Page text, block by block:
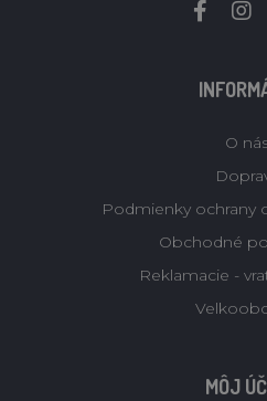
O
Podmienky ochrany
Obchodné
Reklamacie -
MÔJ